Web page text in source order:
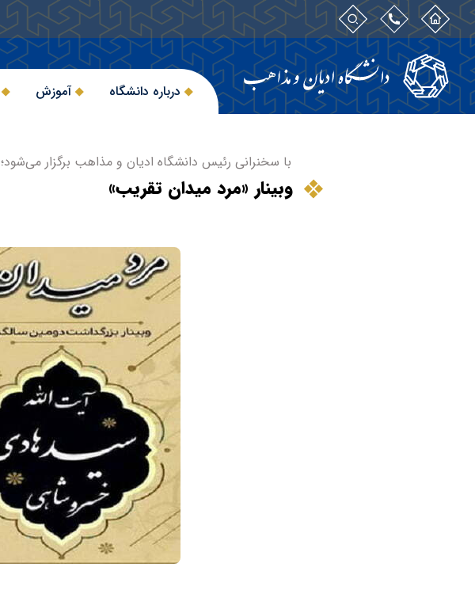
درباره دانشگاه آموزش
با سخنرانی رئیس دانشگاه ادیان و مذاهب برگزار می‌شود؛
وبینار «مرد میدان تقریب»